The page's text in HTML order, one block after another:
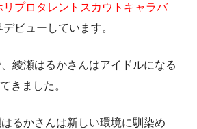
リプロタレントスカウトキャラバ
ビューしています。
綾瀬はるかさんはアイドルになる
きました。
るかさんは新しい環境に馴染め